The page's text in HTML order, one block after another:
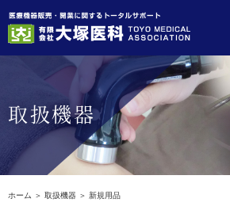
取扱機器
ホーム ＞ 取扱機器 ＞ 新規用品
ホーム